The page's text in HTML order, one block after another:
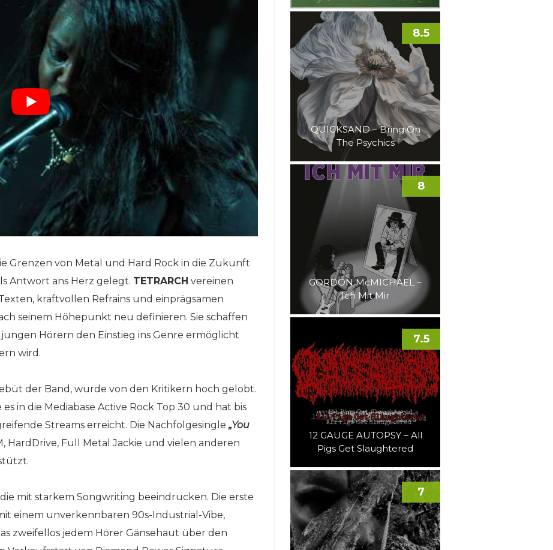
Grenzen von Metal und Hard Rock in die Zukunft
Antwort ans Herz gelegt. TETRARCH vereinen
kraftvollen Refrains und einprägsamen
seinem Höhepunkt neu definieren. Sie schaffen
Hörern den Einstieg ins Genre ermöglicht
wird.
der Band, wurde von den Kritikern hoch gelobt.
in die Mediabase Active Rock Top 30 und hat bis
Streams erreicht. Die Nachfolgesingle „You
HardDrive, Full Metal Jackie und vielen anderen
mit starkem Songwriting beeindrucken. Die erste
einem unverkennbaren 90s-Industrial-Vibe,
zweifellos jedem Hörer Gänsehaut über den
QUICKSAND – Bring On
The Psychics
8.5
GORDON McMICHAEL –
Ich Mit Mir
8
12 GAUGE AUTOPSY – All
Pigs Get Slaughtered
7.5
7